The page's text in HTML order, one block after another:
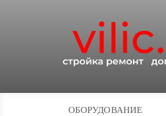
ОБОРУДОВАНИЕ